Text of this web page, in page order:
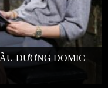
DƯƠNG DOMIC